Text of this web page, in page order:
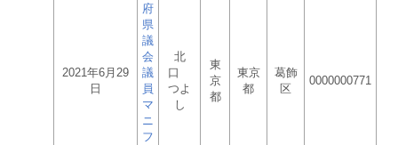
2021年6月29
日
府
県
議
会
議
員
マ
ニ
フ
北
口
つよ
し
東
京
都
東京
都
葛飾
区
0000000771